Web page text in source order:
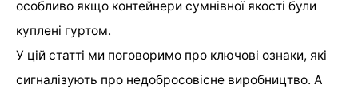
особливо якщо контейнери сумнівної якості були
куплені гуртом.
У цій статті ми поговоримо про ключові ознаки, які
сигналізують про недобросовісне виробництво. А